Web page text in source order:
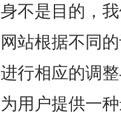
身不是目的，
网站根据不同
进行相应的调
为用户提供一